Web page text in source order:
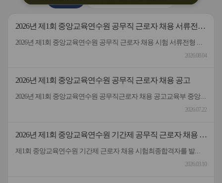
2026년 제1회 중앙교육연수원 공무직 근로자 채용 서류전형
2026년 제1회 중앙교육연수원 공무직 근로자 채용 시험 서류전형 합격자 및 면접일정을 안내드립니다.* 채용분야 - 공무직(미화원)* 서류전형 합격자 : 5명* 합격자 명단 및 면접일정 안내 : 붙임 참고 * 서류 전형 합격자분들은 면접 일정을 참고하여 차질 없이 임해주길 부탁드리며, 응시해주신 모든 분들께 행복한 일들 가득하시길 바랍니다.- 중앙교육연수원 -
2026.08.04
2026년 제1회 중앙교육연수원 공무직 근로자 채용 공고
2026년 제1회 중앙교육연수원 공무직근로자 채용 공고교육부 중앙교육연수원에서 근무할 공무직 근로자를 다음과 같이 공개 모집하오니 성실하고 역량있는 분들의 많은 응시 바랍니다. 2026년 7월 22일 중앙교육연수원장1. 선발직종: 환경미화직(미화원) / 공무직 근로자2. 선발인원: 1명3. 채용기간: 계약일~정년(만65세)까지​4. 담당업무: 청사 실내외 청소 및 환경정리 등5. 근무형태: 기본근무(월~금), 1일 8시간(07:00~16:00, 휴게시간 1시간 제외) 근무6. 근무장소: 중앙교육연수원(대구 동구 혁신도시 내 위치)7. 보수: 월 236만원 수준(세전), 명절휴가비 등 별도 지급8. 원서 접수기간: 7.22.(수) ~ 7.30.(목)9. 접수방법: 방문접수, 우편접수 (공고문 참조)10. 문의전화: 중앙교육연수원 연수지원협력과 채용담당자 ☏053-980-6514
2026.07.22
2026년 제1회 중앙교육연수원 기간제 공무직 근로자 채용 시
제1회 중앙교육연수원 기간제 근로자 채용 시험최종합격자를 발표하고 등록 안내드립니다.응시해주신 모든 분께 감사드립니다.
2026.03.10
그 등에 홍보 금지
유가 될 수 있음